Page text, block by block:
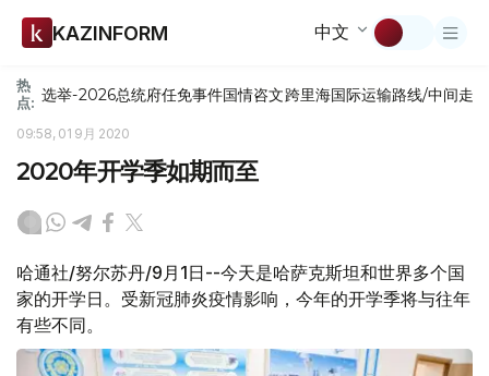
KAZINFORM 中文
热
点: 选举-2026总统府任免事件国情咨文跨里海国际运输路线/中间走廊
09:58, 01 9月 2020
2020年开学季如期而至
哈通社/努尔苏丹/9月1日--今天是哈萨克斯坦和世界多个国
家的开学日。受新冠肺炎疫情影响，今年的开学季将与往年
有些不同。